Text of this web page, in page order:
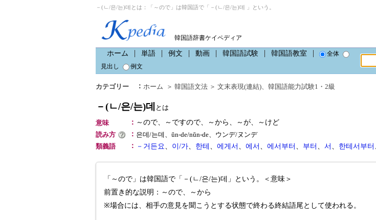
－(ㄴ/은/는)데とは：「～ので」は韓国語で「－(ㄴ/은/는)데 」という。
韓国語辞書ケイペディア
ホーム 単語 例文 動画 韓国語試験 韓国語教室
全体
見出し
例文
カテゴリー ： ホーム ＞ 韓国語文法 ＞ 文末表現(連結)、 韓国語能力試験1・2級
－(ㄴ/은/는)데
とは
意味
： ～ので、～ですので、～から、～が、～けど
読み方
： 은데/는데、ŭn-de/nŭn-de、ウンデ/ヌンデ
類義語
： －거든요、 이/가、 한테 、 에게서 、 에서 、 에서부터 、 부터 、 서 、 한테서부터
「～ので」は韓国語で「－(ㄴ/은/는)데」という。＜意味＞
前置き的な説明：～ので、～から
※場合には、相手の意見を聞こうとする状態で終わる終結語尾として使われる。